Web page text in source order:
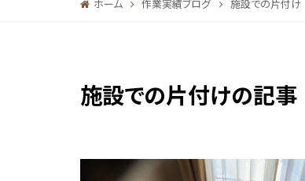
ホーム 作業実績ブログ 施設での片付け
施設での片付けの記事